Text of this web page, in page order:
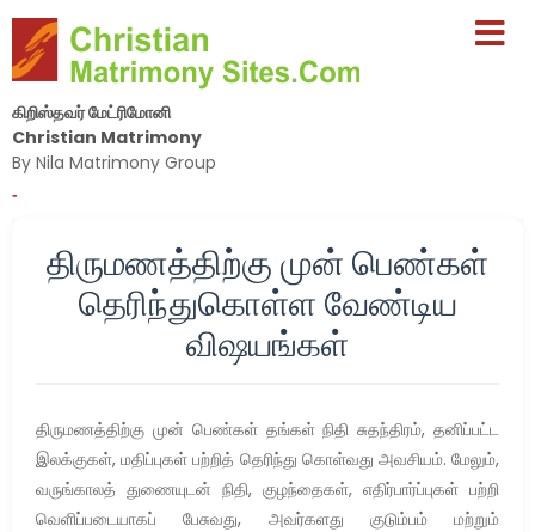
கிறிஸ்தவர் மேட்ரிமோனி
Christian Matrimony
By Nila Matrimony Group
-
திருமணத்திற்கு முன் பெண்கள்
தெரிந்துகொள்ள வேண்டிய
விஷயங்கள்
திருமணத்திற்கு முன் பெண்கள் தங்கள் நிதி சுதந்திரம், தனிப்பட்ட
இலக்குகள், மதிப்புகள் பற்றித் தெரிந்து கொள்வது அவசியம். மேலும்,
வருங்காலத் துணையுடன் நிதி, குழந்தைகள், எதிர்பார்ப்புகள் பற்றி
வெளிப்படையாகப் பேசுவது, அவர்களது குடும்பம் மற்றும்